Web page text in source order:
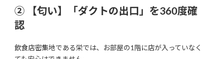
② 【匂い】「ダクトの出口」を360度確
認
飲食店密集地である栄では、お部屋の1階に店が入っていなく